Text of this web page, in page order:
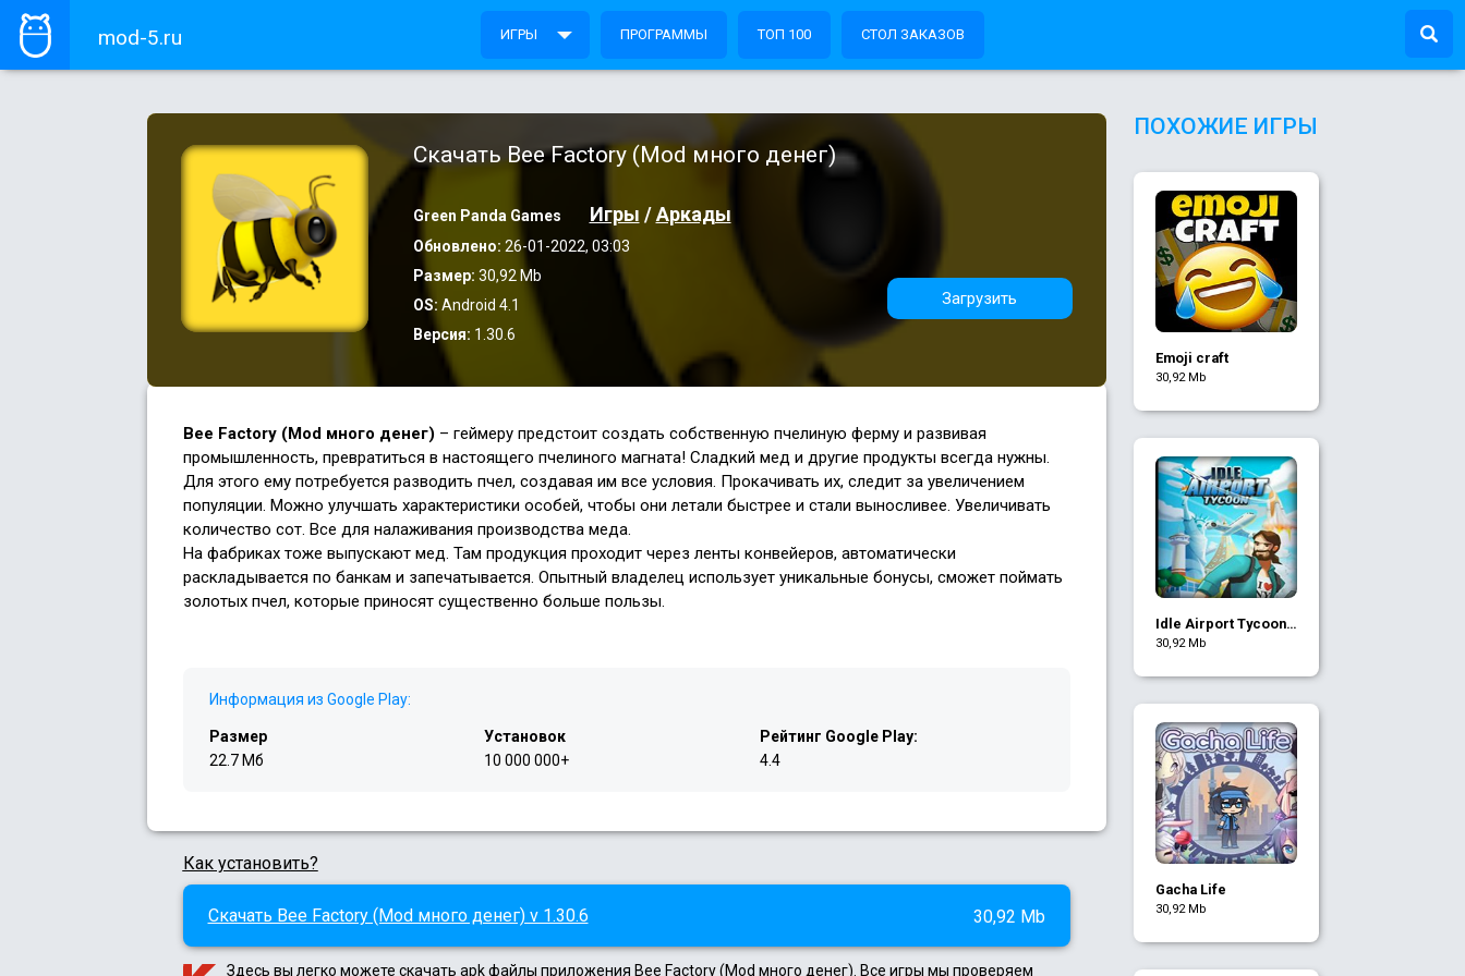
mod-5.ru ИГРЫ ПРОГРАММЫ ТОП 100 СТОЛ ЗАКАЗОВ
Скачать Bee Factory (Mod много денег)
Green Panda Games Игры /Аркады
Обновлено: 26-01-2022, 03:03
Размер: 30,92 Mb
OS: Android 4.1
Версия: 1.30.6
Загрузить
Bee Factory (Mod много денег) – геймеру предстоит создать собственную пчелиную ферму и развивая
промышленность, превратиться в настоящего пчелиного магната! Сладкий мед и другие продукты всегда нужны.
Для этого ему потребуется разводить пчел, создавая им все условия. Прокачивать их, следит за увеличением
популяции. Можно улучшать характеристики особей, чтобы они летали быстрее и стали выносливее. Увеличивать
количество сот. Все для налаживания производства меда.
На фабриках тоже выпускают мед. Там продукция проходит через ленты конвейеров, автоматически
раскладывается по банкам и запечатывается. Опытный владелец использует уникальные бонусы, сможет поймать
золотых пчел, которые приносят существенно больше пользы.
Информация из Google Play:
Размер
22.7 Мб
Установок
10 000 000+
Рейтинг Google Play:
4.4
Как установить?
Скачать Bee Factory (Mod много денег) v 1.30.6 30,92 Mb
Здесь вы легко можете скачать apk файлы приложения Bee Factory (Mod много денег). Все игры мы проверяем
ПОХОЖИЕ ИГРЫ
Emoji craft
30,92 Mb
Idle Airport Tycoon -
Игра Аэропорт
30,92 Mb
Gacha Life
30,92 Mb